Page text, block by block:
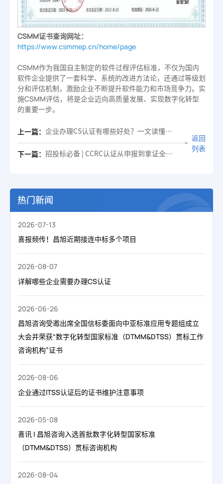
CSMM证书查询网址：
https://www.csmmep.cn/home/page
CSMM作为我国自主制定的软件过程评估标准，不仅为国内
软件企业提供了一套科学、系统的改进方法论，还通过等级划
分和评估机制，激励企业不断提升软件能力和市场竞争力。实
施CSMM评估，将是企业迈向高质量发展、实现数字化转型
的重要一步。
上一篇： 企业办理CS认证有哪些好处？一文读懂CS资质实用价值
下一篇： 招投标必备 | CCRC认证从申报到拿证全攻略
返回
列表
热门新闻
2026-07-13
喜报频传！昌旭近期接连中标多个项目
2026-08-07
详解哪些企业需要办理CS认证
2026-06-26
昌旭咨询受邀出席全国信标委面向中亚标准应用专题组成立
大会并荣获“数字化转型国家标准（DTMM&DTSS）贯标工作
咨询机构”证书
2026-08-06
企业通过ITSS认证后的证书维护注意事项
2026-05-08
喜讯 | 昌旭咨询入选首批数字化转型国家标准
（DTMM&DTSS）贯标咨询机构
2026-08-04